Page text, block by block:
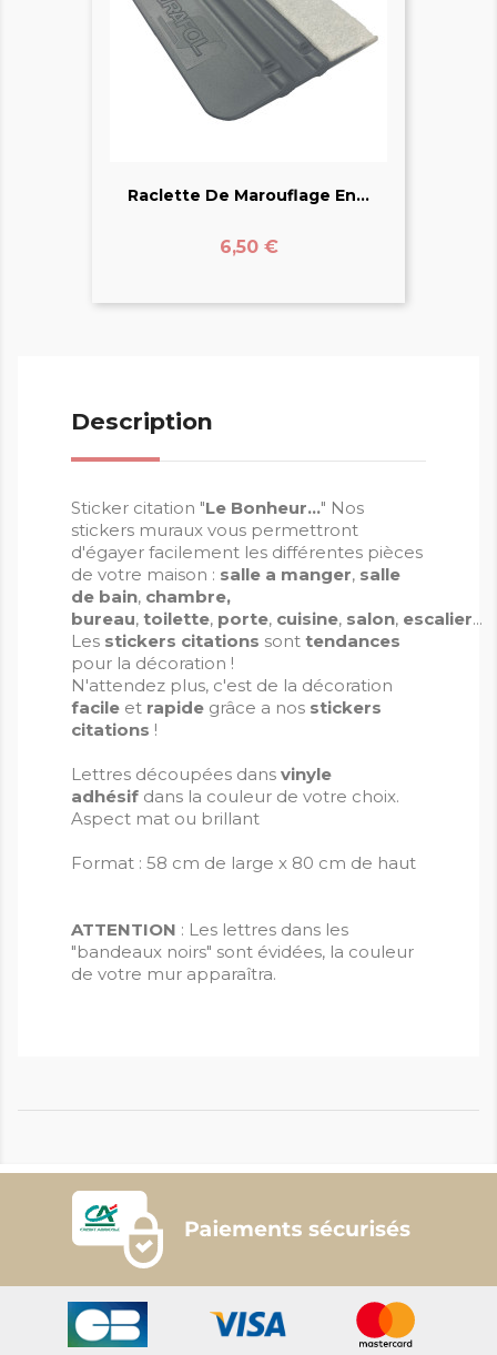
Raclette De Marouflage En...
Prix
6,50 €
Description
Sticker citation "Le Bonheur..." Nos
stickers muraux vous permettront
d'égayer facilement les différentes pièces
de votre maison : salle a manger, salle
de bain, chambre,
bureau, toilette, porte, cuisine, salon, escalier...
Les stickers citations sont tendances
pour la décoration !
N'attendez plus, c'est de la décoration
facile et rapide grâce a nos stickers
citations !
Lettres découpées dans vinyle
adhésif dans la couleur de votre choix.
Aspect mat ou brillant
Format : 58 cm de large x 80 cm de haut
ATTENTION : Les lettres dans les
"bandeaux noirs" sont évidées, la couleur
de votre mur apparaîtra.